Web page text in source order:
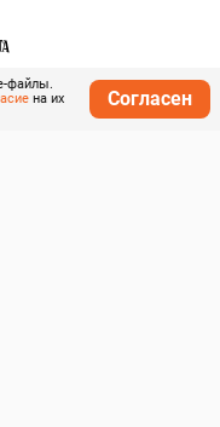
файлы.
на их
Согласен